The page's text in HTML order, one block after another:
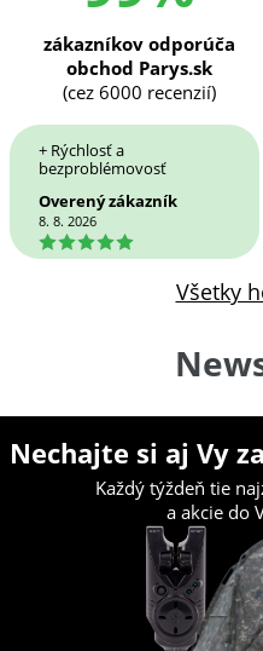
zákazníkov odporúča
obchod Parys.sk
(cez 6000 recenzií)
+ Rýchlosť a
bezproblémovosť
Overený zákazník
8. 8. 2026
5
Všetky
Nechajte si aj Vy
Každý týždeň tie
a akcie do